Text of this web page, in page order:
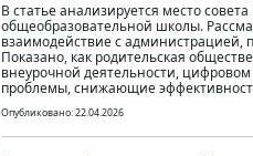
В статье анализируется место
общеобразовательной школы.
взаимодействие с администрацией,
Показано, как родительская
внеурочной деятельности,
проблемы, снижающие
Опубликовано: 22.04.2026